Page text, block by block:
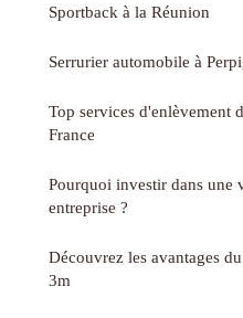
Sportback à la Réunion
Serrurier automobile à
Top services d'enlèvement
France
Pourquoi investir dans une
entreprise ?
Découvrez les avantages
3m